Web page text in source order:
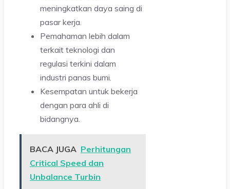
meningkatkan daya saing di
pasar kerja.
Pemahaman lebih dalam
terkait teknologi dan
regulasi terkini dalam
industri panas bumi.
Kesempatan untuk bekerja
dengan para ahli di
bidangnya.
BACA JUGA Perhitungan
Critical Speed dan
Unbalance Turbin